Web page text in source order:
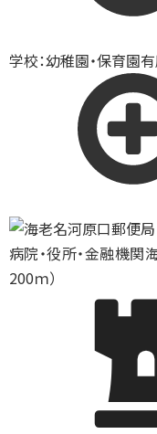
学校：幼稚園・保育園
病院・役所・金融機関
200ｍ）